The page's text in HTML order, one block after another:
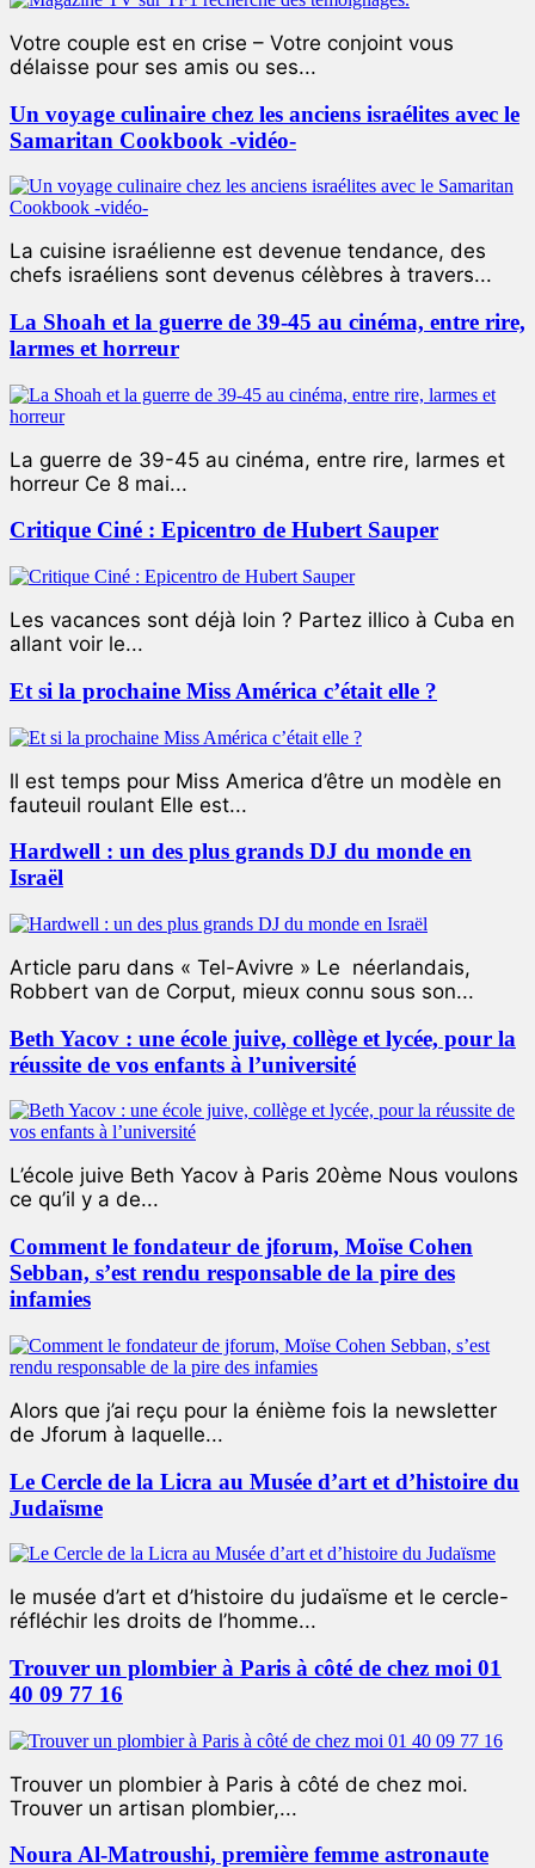
Votre couple est en crise – Votre conjoint vous
délaisse pour ses amis ou ses...
Un voyage culinaire chez les anciens israélites avec le
Samaritan Cookbook -vidéo-
La cuisine israélienne est devenue tendance, des
chefs israéliens sont devenus célèbres à travers...
La Shoah et la guerre de 39-45 au cinéma, entre rire,
larmes et horreur
La guerre de 39-45 au cinéma, entre rire, larmes et
horreur Ce 8 mai...
Critique Ciné : Epicentro de Hubert Sauper
Les vacances sont déjà loin ? Partez illico à Cuba en
allant voir le...
Et si la prochaine Miss América c’était elle ?
ll est temps pour Miss America d’être un modèle en
fauteuil roulant Elle est...
Hardwell : un des plus grands DJ du monde en
Israël
Article paru dans « Tel-Avivre » Le néerlandais,
Robbert van de Corput, mieux connu sous son...
Beth Yacov : une école juive, collège et lycée, pour la
réussite de vos enfants à l’université
L’école juive Beth Yacov à Paris 20ème Nous voulons
ce qu’il y a de...
Comment le fondateur de jforum, Moïse Cohen
Sebban, s’est rendu responsable de la pire des
infamies
Alors que j’ai reçu pour la énième fois la newsletter
de Jforum à laquelle...
Le Cercle de la Licra au Musée d’art et d’histoire du
Judaïsme
le musée d’art et d’histoire du judaïsme et le cercle-
réfléchir les droits de l’homme...
Trouver un plombier à Paris à côté de chez moi 01
40 09 77 16
Trouver un plombier à Paris à côté de chez moi.
Trouver un artisan plombier,...
Noura Al-Matroushi, première femme astronaute